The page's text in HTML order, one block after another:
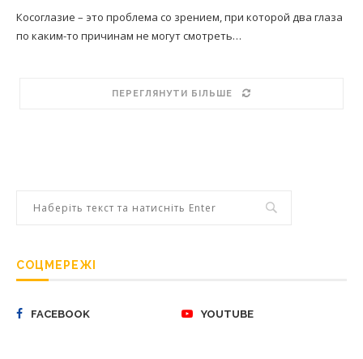
Косоглазие – это проблема со зрением, при которой два глаза
по каким-то причинам не могут смотреть…
ПЕРЕГЛЯНУТИ БІЛЬШЕ
СОЦМЕРЕЖІ
FACEBOOK YOUTUBE